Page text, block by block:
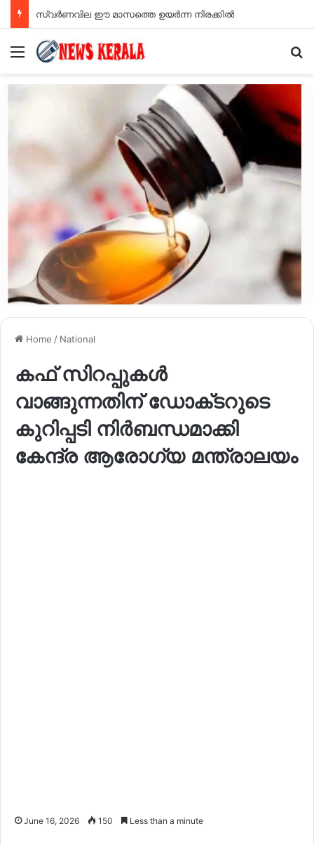
സ്വര്‍ണവില ഈ മാസത്തെ ഉയര്‍ന്ന നിരക്കില്‍
Menu
Home / National
കഫ് സിറപ്പുകൾ
വാങ്ങുന്നതിന് ഡോക്‌ടറുടെ
കുറിപ്പടി നിർബന്ധമാക്കി
കേന്ദ്ര ആരോഗ്യ മന്ത്രാലയം
June 16, 2026 150 Less than a minute